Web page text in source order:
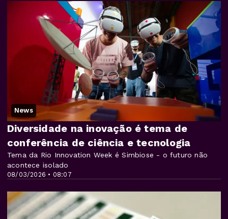
News
08/03/2026 • 08:07
Diversidade na inovação é tema de
conferência de ciência e tecnologia
Tema da Rio Innovation Week é Simbiose - o futuro não
acontece isolado